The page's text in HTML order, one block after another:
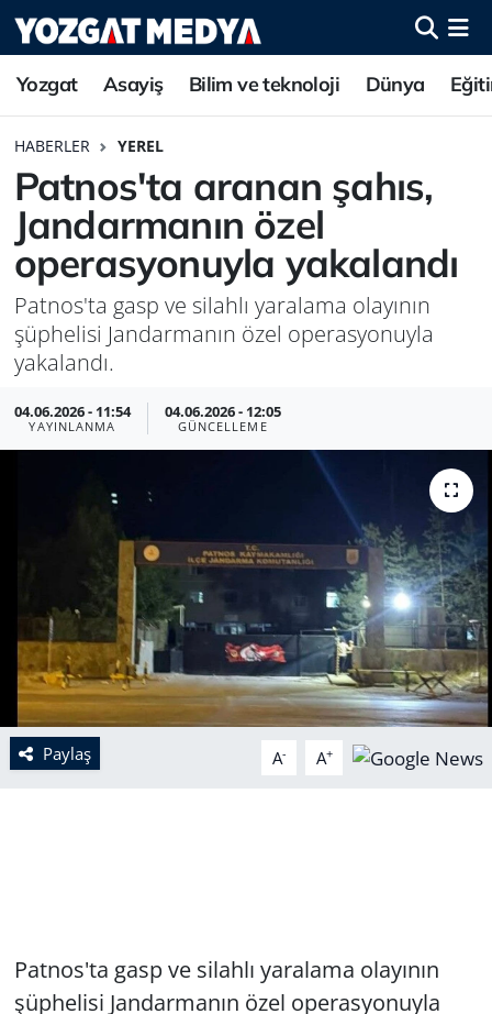
Yozgat Asayiş Bilim ve teknoloji Dünya
HABERLER YEREL
Patnos'ta aranan şahıs,
Jandarmanın özel
operasyonuyla yakalandı
Patnos'ta gasp ve silahlı yaralama olayının
şüphelisi Jandarmanın özel operasyonuyla
yakalandı.
04.06.2026 - 11:54
YAYINLANMA
04.06.2026 - 12:05
GÜNCELLEME
Paylaş A- A+
Patnos'ta gasp ve silahlı yaralama olayının
şüphelisi Jandarmanın özel operasyonuyla